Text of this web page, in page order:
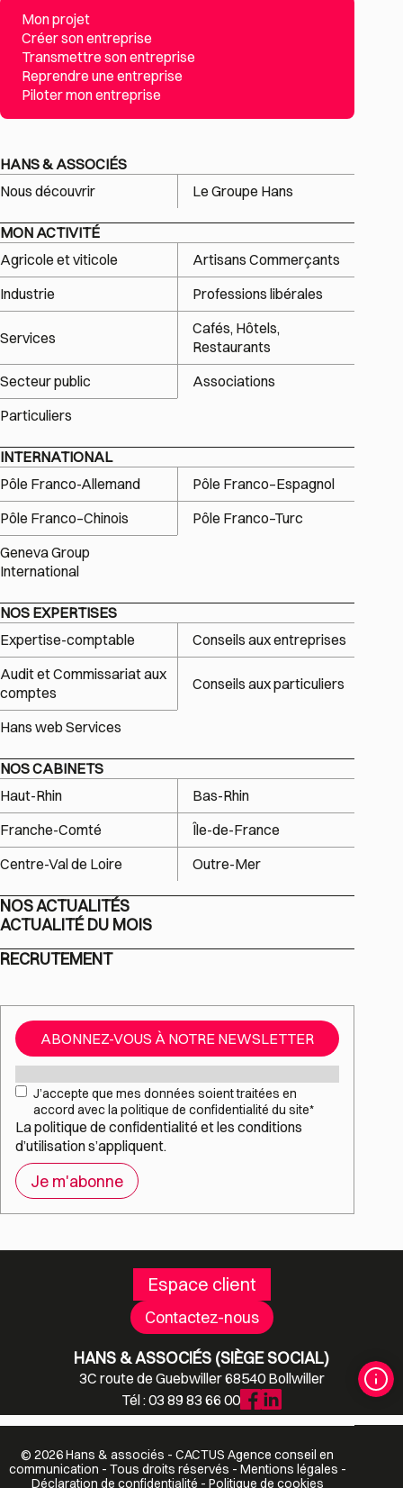
Mon projet
Créer son entreprise
Transmettre son entreprise
Reprendre une entreprise
Piloter mon entreprise
HANS & ASSOCIÉS
Nous découvrir
Le Groupe Hans
MON ACTIVITÉ
Agricole et viticole
Artisans Commerçants
Industrie
Professions libérales
Services
Cafés, Hôtels,
Restaurants
Secteur public
Associations
Particuliers
INTERNATIONAL
Pôle Franco-Allemand
Pôle Franco–Espagnol
Pôle Franco–Chinois
Pôle Franco–Turc
Geneva Group
International
NOS EXPERTISES
Expertise-comptable
Conseils aux entreprises
Audit et Commissariat aux
comptes
Conseils aux particuliers
Hans web Services
NOS CABINETS
Haut-Rhin
Bas-Rhin
Franche-Comté
Île-de-France
Centre-Val de Loire
Outre-Mer
NOS ACTUALITÉS
ACTUALITÉ DU MOIS
RECRUTEMENT
ABONNEZ-VOUS À NOTRE NEWSLETTER
Mail*
RGPD*
J’accepte que mes données soient traitées en
accord avec la politique de confidentialité du site*
Lapolitique de confidentialité et les conditions
d’utilisations’appliquent.
Espace client
Contactez-nous
HANS & ASSOCIÉS (SIÈGE SOCIAL)
3C route de Guebwiller 68540 Bollwiller
Tél : 03 89 83 66 00
© 2026 Hans & associés -CACTUS Agence conseil en
communication - Tous droits réservés - Mentions légales -
Déclaration de confidentialité - Politique de cookies